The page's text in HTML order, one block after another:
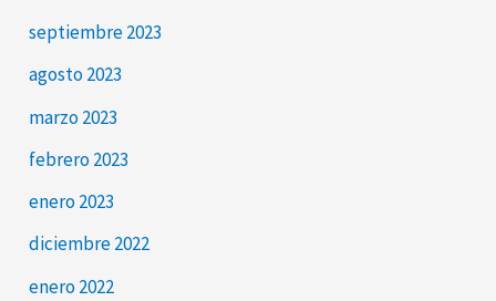
septiembre 2023
agosto 2023
marzo 2023
febrero 2023
enero 2023
diciembre 2022
enero 2022